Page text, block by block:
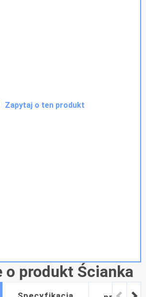
Zapytaj o ten produkt
o produkt Ścianka
BACKLIGHT